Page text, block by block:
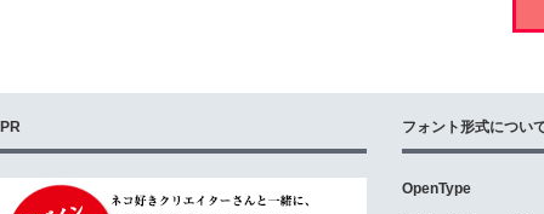
(5)ペン字練習帳や、印鑑、ネー
(6)作成されたPDFファイル又は
(7)ゲームソフト、ゲームアプリ
(8)ホームページにおいてWEBフ
(9)工業生産品(カメラ、テレビ、
(10)本ソフトウェアを利用して
PR フォント形式につい
OpenType